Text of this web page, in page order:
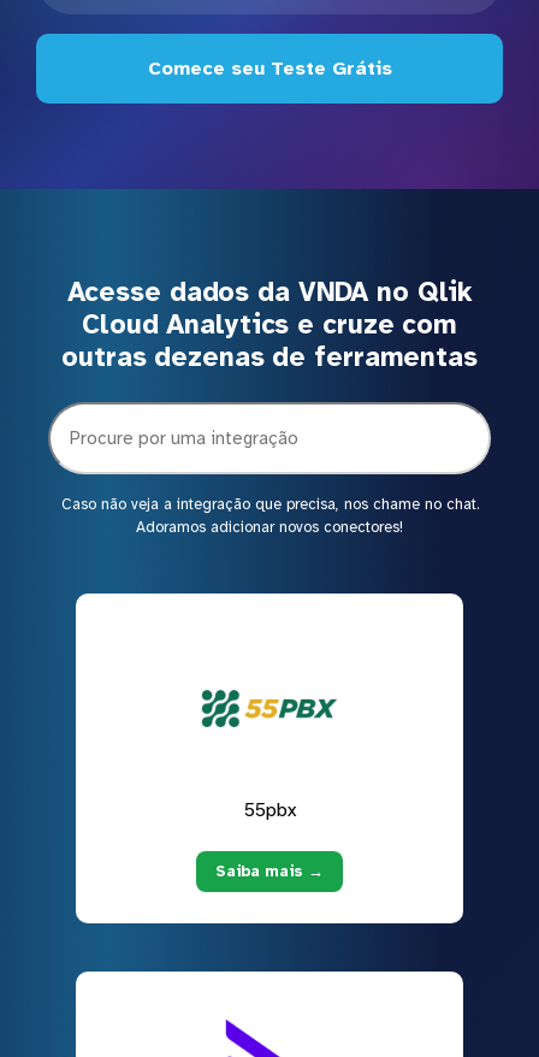
Comece seu Teste Grátis
Acesse dados da VNDA no Qlik
Cloud Analytics e cruze com
outras dezenas de ferramentas
Caso não veja a integração que precisa, nos chame no chat.
Adoramos adicionar novos conectores!
55pbx
Saiba mais →